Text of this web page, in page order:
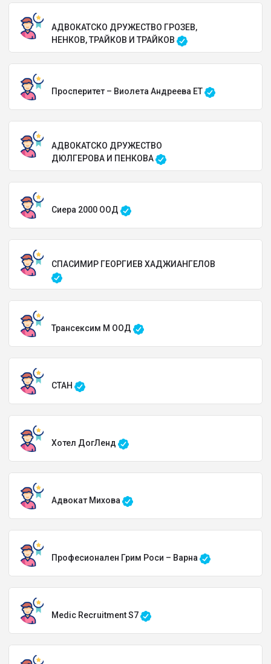
АДВОКАТСКО ДРУЖЕСТВО ГРОЗЕВ,
НЕНКОВ, ТРАЙКОВ И ТРАЙКОВ
Просперитет – Виолета Андреева ЕТ
АДВОКАТСКО ДРУЖЕСТВО
ДЮЛГЕРОВА И ПЕНКОВА
Сиера 2000 ООД
СПАСИМИР ГЕОРГИЕВ ХАДЖИАНГЕЛОВ
Трансексим М ООД
СТАН
Хотел ДогЛенд
Адвокат Михова
Професионален Грим Роси – Варна
Medic Recruitment S7